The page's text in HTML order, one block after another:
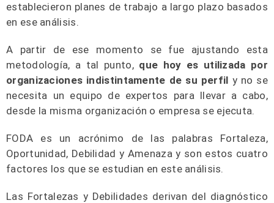
establecieron planes de trabajo a largo plazo basados
en ese análisis.
A partir de ese momento se fue ajustando esta
metodología, a tal punto, que hoy es utilizada por
organizaciones indistintamente de su perfil y no se
necesita un equipo de expertos para llevar a cabo,
desde la misma organización o empresa se ejecuta.
FODA es un acrónimo de las palabras Fortaleza,
Oportunidad, Debilidad y Amenaza y son estos cuatro
factores los que se estudian en este análisis.
Las Fortalezas y Debilidades derivan del diagnóstico